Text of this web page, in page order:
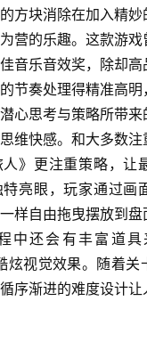
方块消除在加入精
营的乐趣。这款游
音乐音效奖，除却高
节奏处理得精准高
心思考与策略所带
维快感。和大多数
》更注重策略，让
亮眼，玩家通过画
样自由拖曳摆放到
中还会有丰富道
炫视觉效果。随着关
序渐进的难度设计